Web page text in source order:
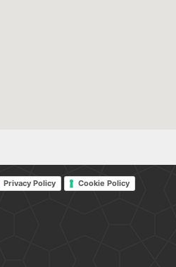
Privacy Policy Cookie Policy